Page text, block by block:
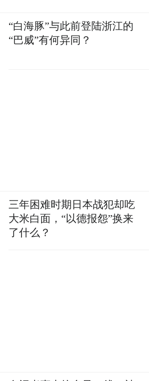
“白海豚”与此前登陆浙江的
“巴威”有何异同？
三年困难时期日本战犯却吃
大米白面，“以德报怨”换来
了什么？